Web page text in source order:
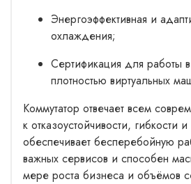
Энергоэффективная и
охлаждения;
Сертификация для работы
плотностью виртуальных
Коммутатор отвечает всем
к отказоустойчивости, гибкости
обеспечивает бесперебойную
важных сервисов и способен
мере роста бизнеса и объёмов